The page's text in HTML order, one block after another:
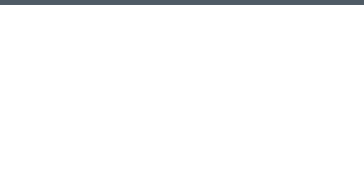
kortingscodes 2026. Alle rechten voorbehouden.